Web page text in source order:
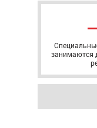
занимаются